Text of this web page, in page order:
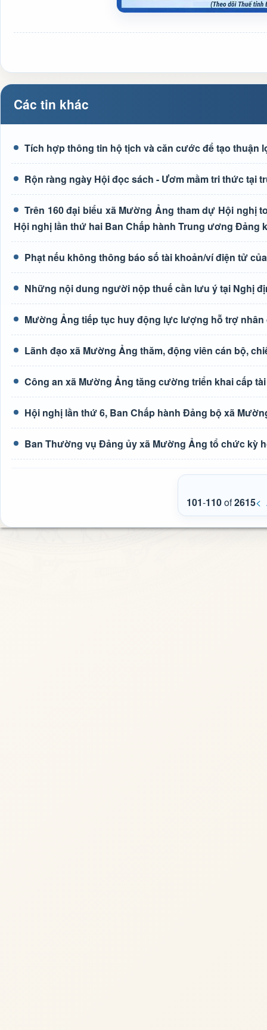
Các tin khác
Tích hợp thông tin hộ tịch và căn cước để tạo thuận
Rộn ràng ngày Hội đọc sách - Ươm mầm tri thức tại
Trên 160 đại biểu xã Mường Ảng tham dự Hội nghị
Hội nghị lần thứ hai Ban Chấp hành Trung ương Đảng
Phạt nếu không thông báo số tài khoản/ví điện tử
Những nội dung người nộp thuế cần lưu ý tại Nghị
Mường Ảng tiếp tục huy động lực lượng hỗ trợ nhân
Lãnh đạo xã Mường Ảng thăm, động viên cán bộ,
Công an xã Mường Ảng tăng cường triển khai cấp
Hội nghị lần thứ 6, Ban Chấp hành Đảng bộ xã
Ban Thường vụ Đảng ủy xã Mường Ảng tổ chức kỳ
101-110of2615<